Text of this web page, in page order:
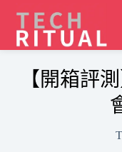
content
【開箱評